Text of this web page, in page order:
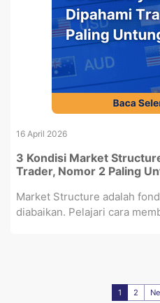
16 April 2026
3 Kondisi Market
Trader, Nomor 2 Paling
Market Structure adalah
diabaikan. Pelajari cara
1 2